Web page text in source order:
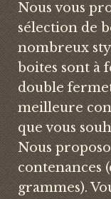
Nous vous
sélection de
nombreux
boites sont à
double
meilleure
que vous
Nous
contenances
grammes).